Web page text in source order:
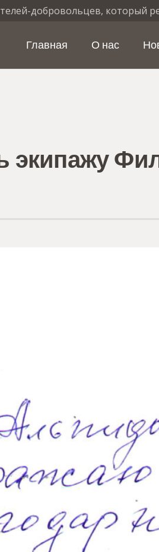
добровольцев, который
Главная О нас
экипажу